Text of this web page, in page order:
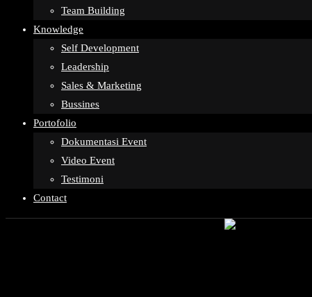
Team Building
Knowledge
Self Development
Leadership
Sales & Marketing
Bussines
Portofolio
Dokumentasi Event
Video Event
Testimoni
Contact